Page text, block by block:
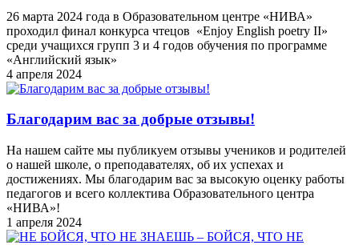
26 марта 2024 года в Образовательном центре «НИВА»
проходил финал конкурса чтецов «Enjoy English poetry II»
среди учащихся групп 3 и 4 годов обучения по программе
«Английский язык»
4 апреля 2024
Благодарим вас за добрые отзывы!
На нашем сайте мы публикуем отзывы учеников и родителей
о нашей школе, о преподавателях, об их успехах и
достижениях. Мы благодарим вас за высокую оценку работы
педагогов и всего коллектива Образовательного центра
«НИВА»!
1 апреля 2024